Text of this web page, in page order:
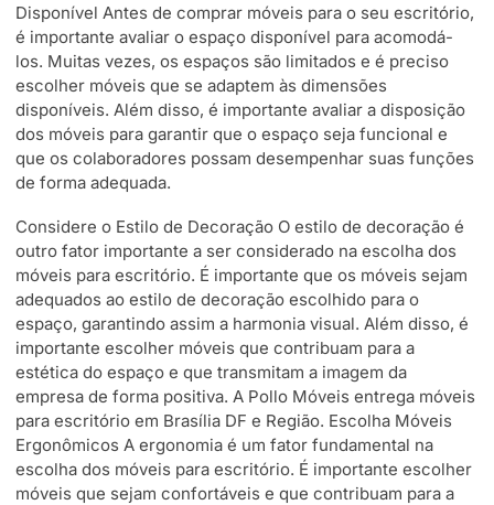
Disponível Antes de comprar móveis para o seu escritório,
é importante avaliar o espaço disponível para acomodá-
los. Muitas vezes, os espaços são limitados e é preciso
escolher móveis que se adaptem às dimensões
disponíveis. Além disso, é importante avaliar a disposição
dos móveis para garantir que o espaço seja funcional e
que os colaboradores possam desempenhar suas funções
de forma adequada.
Considere o Estilo de Decoração O estilo de decoração é
outro fator importante a ser considerado na escolha dos
móveis para escritório. É importante que os móveis sejam
adequados ao estilo de decoração escolhido para o
espaço, garantindo assim a harmonia visual. Além disso, é
importante escolher móveis que contribuam para a
estética do espaço e que transmitam a imagem da
empresa de forma positiva. A Pollo Móveis entrega móveis
para escritório em Brasília DF e Região. Escolha Móveis
Ergonômicos A ergonomia é um fator fundamental na
escolha dos móveis para escritório. É importante escolher
móveis que sejam confortáveis e que contribuam para a